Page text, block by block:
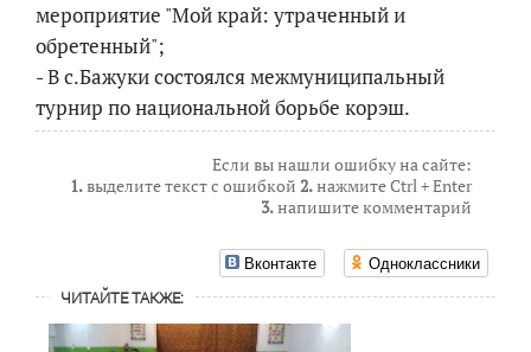
мероприятие "Мой край: утраченный и
обретенный";
- В с.Бажуки состоялся межмуниципальный
турнир по национальной борьбе корэш.
Если вы нашли ошибку на сайте:
1.выделите текст с ошибкой 2.нажмите Ctrl + Enter
3.напишите комментарий
Вконтакте Одноклассники
ЧИТАЙТЕ ТАКЖЕ: